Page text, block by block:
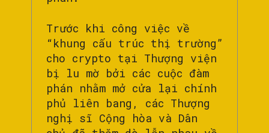
Trước khi công việc về
“khung cấu trúc thị trường”
cho crypto tại Thượng viện
bị lu mờ bởi các cuộc đàm
phán nhằm mở cửa lại chính
phủ liên bang, các Thượng
nghị sĩ Cộng hòa và Dân